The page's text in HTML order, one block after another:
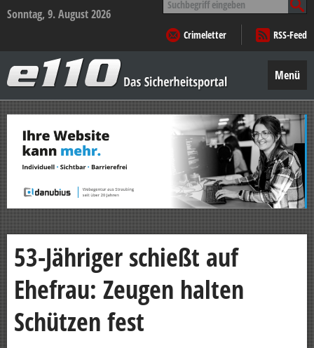
Sonntag, 9. August 2026
nach:
Crimeletter
RSS-Feed
–
Das
Sicherheitsportal
Menü
Zum
Inhalt
springen
53-Jähriger schießt auf
Ehefrau: Zeugen halten
Schützen fest